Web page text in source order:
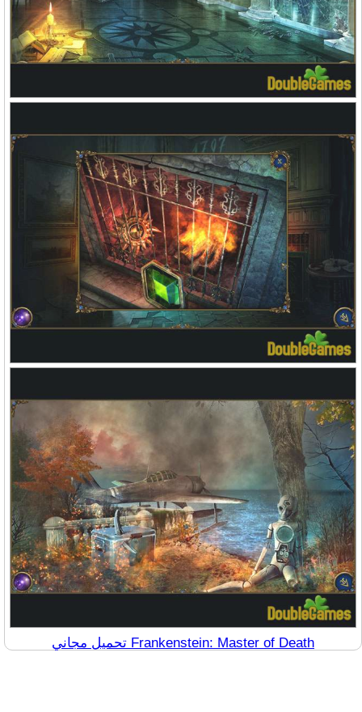
تحميل مجاني Frankenstein: Master of Death